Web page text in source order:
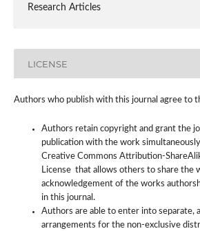
Research Articles
LICENSE
Authors who publish with this journal agree to
Authors retain copyright and grant the
publication with the work
Creative Commons Attribution-
License that allows others to share the
acknowledgement of the works
in this journal.
Authors are able to enter into separate,
arrangements for the non-exclusive